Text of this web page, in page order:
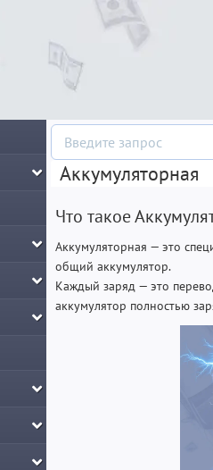
Аккумуляторная
Что такое
Аккумуляторная — это
общий аккумулятор.
Каждый заряд — это
аккумулятор полностью